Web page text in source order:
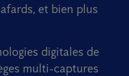
et bien plus
digitales de
multi-captures